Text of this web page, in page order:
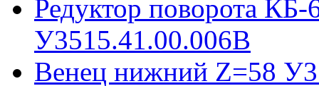
Редуктор поворота КБ-
У3515.41.00.006В
Венец нижний Z=58